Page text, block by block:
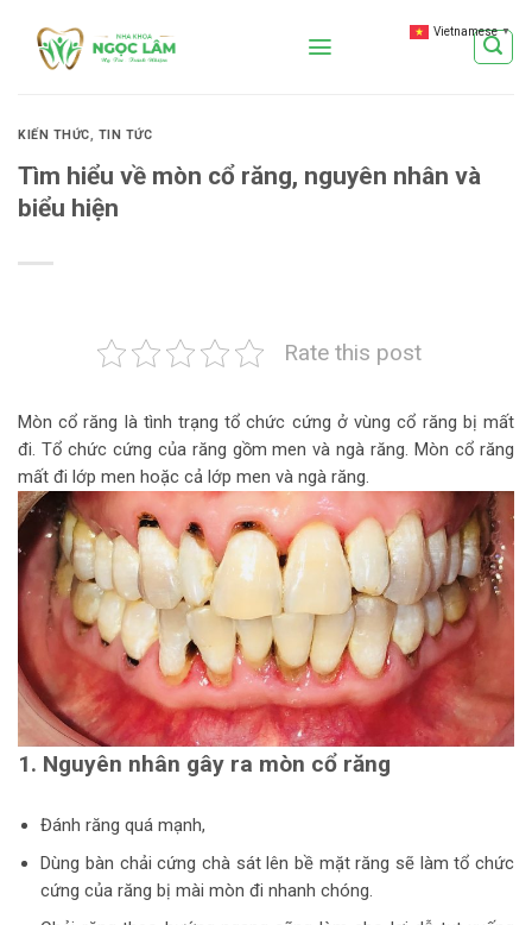
content
KIẾN THỨC, TIN TỨC
Tìm hiểu về mòn cổ răng, nguyên nhân và
biểu hiện
Rate this post
Mòn cổ răng là tình trạng tổ chức cứng ở vùng cổ răng bị mất
đi. Tổ chức cứng của răng gồm men và ngà răng. Mòn cổ răng
mất đi lớp men hoặc cả lớp men và ngà răng.
1. Nguyên nhân gây ra mòn cổ răng
Đánh răng quá mạnh,
Dùng bàn chải cứng chà sát lên bề mặt răng sẽ làm tổ chức
cứng của răng bị mài mòn đi nhanh chóng.
Vietnamese ▼